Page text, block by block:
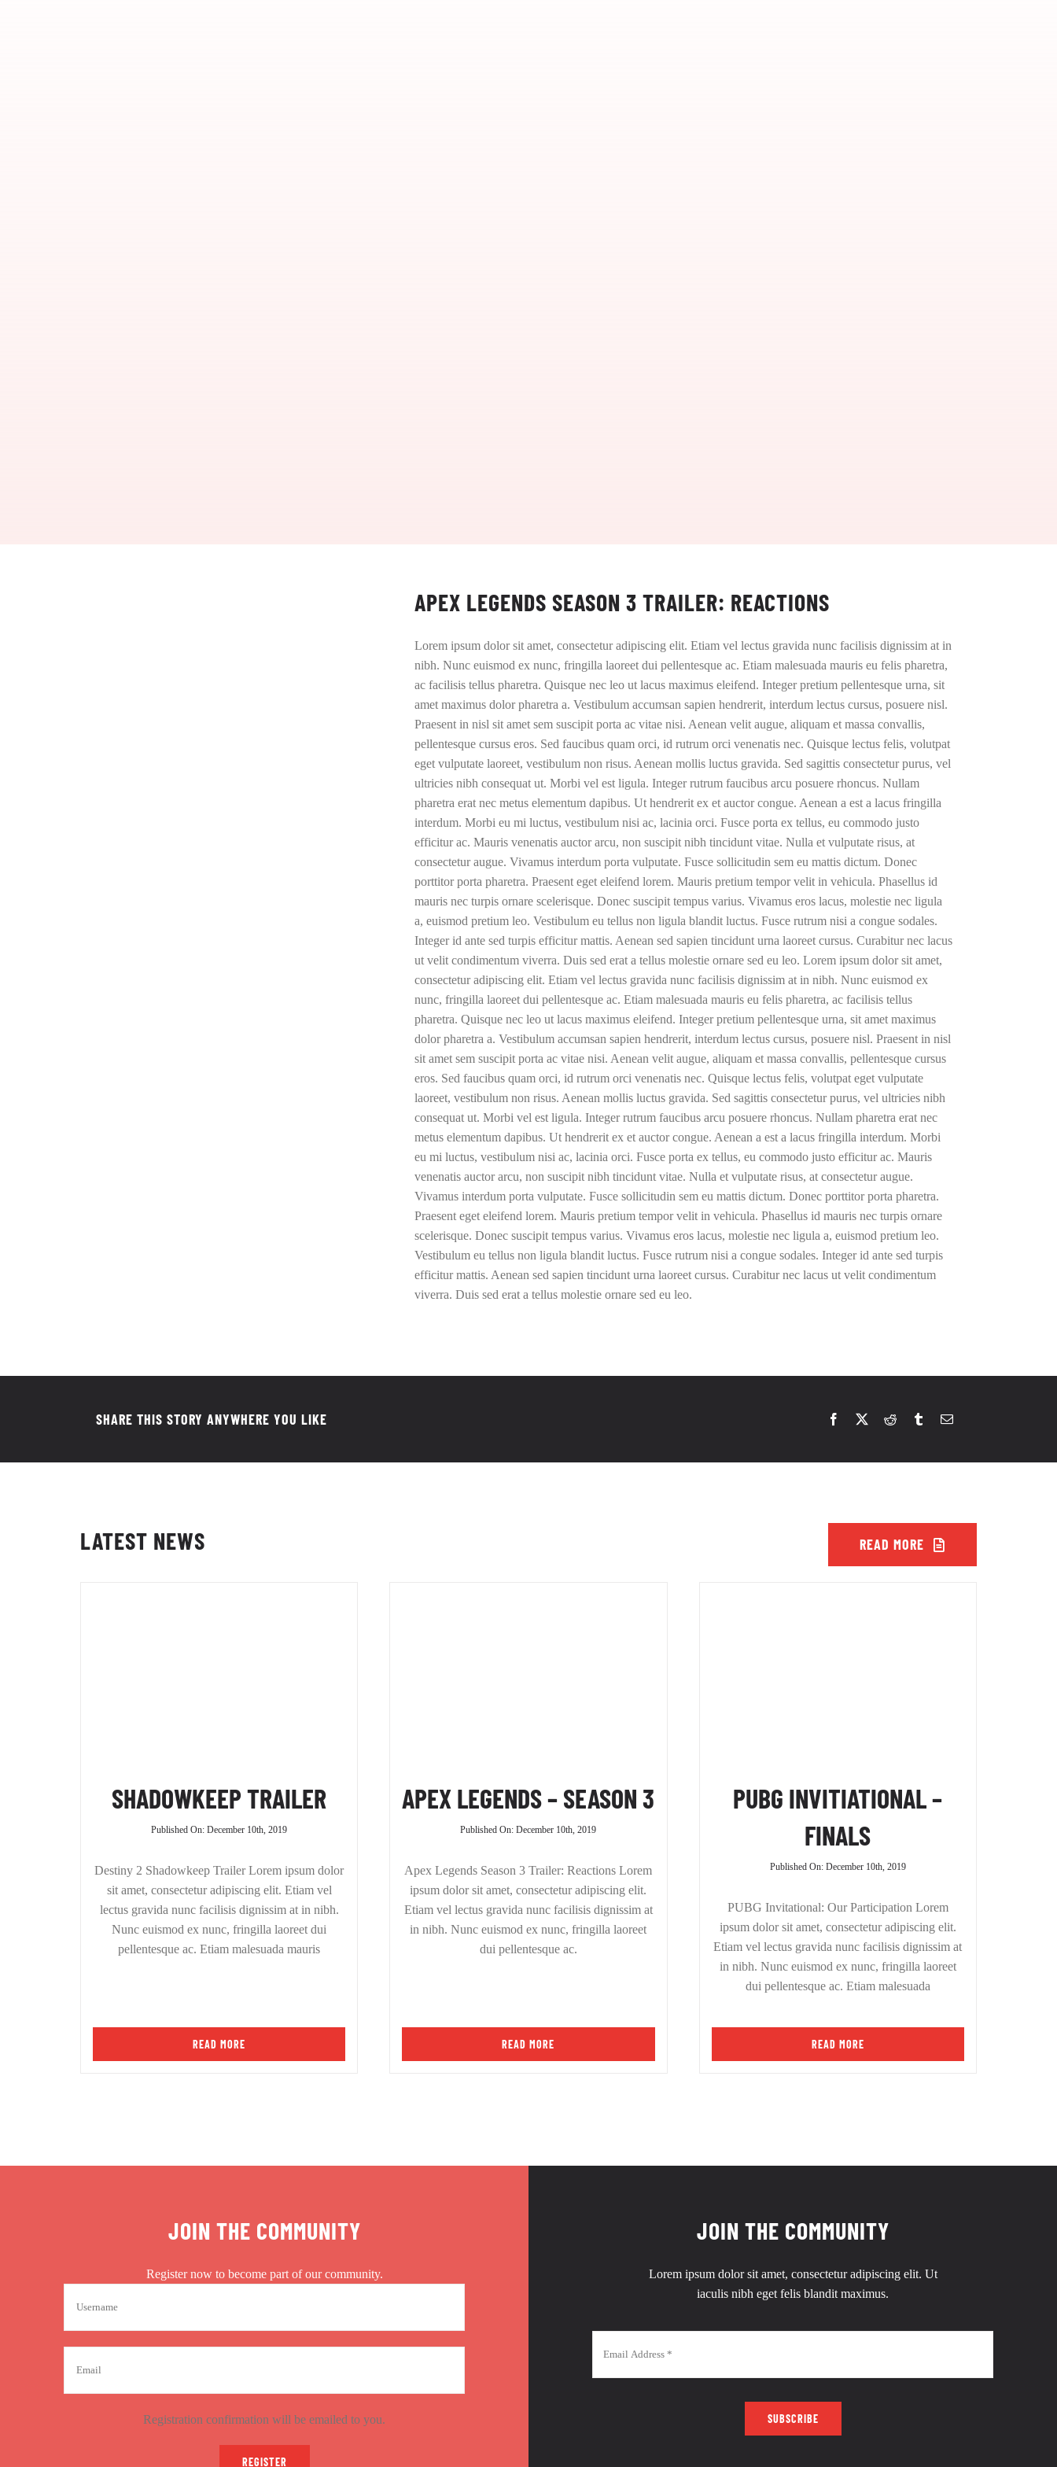
APEX LEGENDS SEASON 3 TRAILER: REACTIONS
Lorem ipsum dolor sit amet, consectetur adipiscing elit. Etiam vel lectus gravida nunc facilisis dignissim at in
nibh. Nunc euismod ex nunc, fringilla laoreet dui pellentesque ac. Etiam malesuada mauris eu felis pharetra,
ac facilisis tellus pharetra. Quisque nec leo ut lacus maximus eleifend. Integer pretium pellentesque urna, sit
amet maximus dolor pharetra a. Vestibulum accumsan sapien hendrerit, interdum lectus cursus, posuere nisl.
Praesent in nisl sit amet sem suscipit porta ac vitae nisi. Aenean velit augue, aliquam et massa convallis,
pellentesque cursus eros. Sed faucibus quam orci, id rutrum orci venenatis nec. Quisque lectus felis, volutpat
eget vulputate laoreet, vestibulum non risus. Aenean mollis luctus gravida. Sed sagittis consectetur purus, vel
ultricies nibh consequat ut. Morbi vel est ligula. Integer rutrum faucibus arcu posuere rhoncus. Nullam
pharetra erat nec metus elementum dapibus. Ut hendrerit ex et auctor congue. Aenean a est a lacus fringilla
interdum. Morbi eu mi luctus, vestibulum nisi ac, lacinia orci. Fusce porta ex tellus, eu commodo justo
efficitur ac. Mauris venenatis auctor arcu, non suscipit nibh tincidunt vitae. Nulla et vulputate risus, at
consectetur augue. Vivamus interdum porta vulputate. Fusce sollicitudin sem eu mattis dictum. Donec
porttitor porta pharetra. Praesent eget eleifend lorem. Mauris pretium tempor velit in vehicula. Phasellus id
mauris nec turpis ornare scelerisque. Donec suscipit tempus varius. Vivamus eros lacus, molestie nec ligula
a, euismod pretium leo. Vestibulum eu tellus non ligula blandit luctus. Fusce rutrum nisi a congue sodales.
Integer id ante sed turpis efficitur mattis. Aenean sed sapien tincidunt urna laoreet cursus. Curabitur nec lacus
ut velit condimentum viverra. Duis sed erat a tellus molestie ornare sed eu leo. Lorem ipsum dolor sit amet,
consectetur adipiscing elit. Etiam vel lectus gravida nunc facilisis dignissim at in nibh. Nunc euismod ex
nunc, fringilla laoreet dui pellentesque ac. Etiam malesuada mauris eu felis pharetra, ac facilisis tellus
pharetra. Quisque nec leo ut lacus maximus eleifend. Integer pretium pellentesque urna, sit amet maximus
dolor pharetra a. Vestibulum accumsan sapien hendrerit, interdum lectus cursus, posuere nisl. Praesent in nisl
sit amet sem suscipit porta ac vitae nisi. Aenean velit augue, aliquam et massa convallis, pellentesque cursus
eros. Sed faucibus quam orci, id rutrum orci venenatis nec. Quisque lectus felis, volutpat eget vulputate
laoreet, vestibulum non risus. Aenean mollis luctus gravida. Sed sagittis consectetur purus, vel ultricies nibh
consequat ut. Morbi vel est ligula. Integer rutrum faucibus arcu posuere rhoncus. Nullam pharetra erat nec
metus elementum dapibus. Ut hendrerit ex et auctor congue. Aenean a est a lacus fringilla interdum. Morbi
eu mi luctus, vestibulum nisi ac, lacinia orci. Fusce porta ex tellus, eu commodo justo efficitur ac. Mauris
venenatis auctor arcu, non suscipit nibh tincidunt vitae. Nulla et vulputate risus, at consectetur augue.
Vivamus interdum porta vulputate. Fusce sollicitudin sem eu mattis dictum. Donec porttitor porta pharetra.
Praesent eget eleifend lorem. Mauris pretium tempor velit in vehicula. Phasellus id mauris nec turpis ornare
scelerisque. Donec suscipit tempus varius. Vivamus eros lacus, molestie nec ligula a, euismod pretium leo.
Vestibulum eu tellus non ligula blandit luctus. Fusce rutrum nisi a congue sodales. Integer id ante sed turpis
efficitur mattis. Aenean sed sapien tincidunt urna laoreet cursus. Curabitur nec lacus ut velit condimentum
viverra. Duis sed erat a tellus molestie ornare sed eu leo.
SHARE THIS STORY ANYWHERE YOU LIKE
LATEST NEWS READ MORE
SHADOWKEEP TRAILER
Published On: December 10th, 2019
Destiny 2 Shadowkeep Trailer Lorem ipsum dolor
sit amet, consectetur adipiscing elit. Etiam vel
lectus gravida nunc facilisis dignissim at in nibh.
Nunc euismod ex nunc, fringilla laoreet dui
pellentesque ac. Etiam malesuada mauris
READ MORE
APEX LEGENDS – SEASON 3
Published On: December 10th, 2019
Apex Legends Season 3 Trailer: Reactions Lorem
ipsum dolor sit amet, consectetur adipiscing elit.
Etiam vel lectus gravida nunc facilisis dignissim at
in nibh. Nunc euismod ex nunc, fringilla laoreet
dui pellentesque ac.
READ MORE
PUBG INVITIATIONAL –
FINALS
Published On: December 10th, 2019
PUBG Invitational: Our Participation Lorem
ipsum dolor sit amet, consectetur adipiscing elit.
Etiam vel lectus gravida nunc facilisis dignissim at
in nibh. Nunc euismod ex nunc, fringilla laoreet
dui pellentesque ac. Etiam malesuada
READ MORE
JOIN THE COMMUNITY
Register now to become part of our community.
Registration confirmation will be emailed to you.
REGISTER
JOIN THE COMMUNITY
Lorem ipsum dolor sit amet, consectetur adipiscing elit. Ut
iaculis nibh eget felis blandit maximus.
SUBSCRIBE